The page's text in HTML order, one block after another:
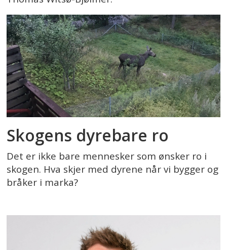
Skogens dyrebare ro
Det er ikke bare mennesker som ønsker ro i
skogen. Hva skjer med dyrene når vi bygger og
bråker i marka?